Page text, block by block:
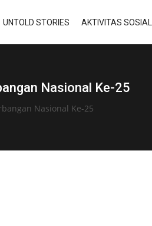
UNTOLD STORIES AKTIVITAS SOSIAL
Nasional Ke-25
Nasional Ke-25